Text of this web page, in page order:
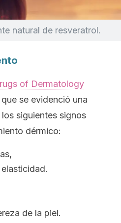
natural de resveratrol.
of Dermatology
se evidenció una
siguientes signos
dérmico:
de la piel.